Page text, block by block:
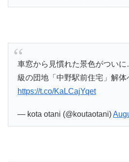
車窓から見慣れた景色がつい
級の団地「中野駅前住宅」解体
https://t.co/KaLCajYqet
— kota otani (@koutaotani)